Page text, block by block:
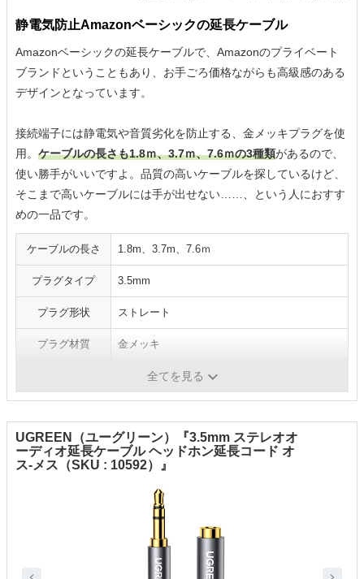
静電気防止Amazonベーシックの延長ケーブル
Amazonベーシックの延長ケーブルで、Amazonのプライベート
ブランドということもあり、お手ごろ価格ながらも高級感のある
デザインとなっています。
接続端子には静電気や音質劣化を防止する、金メッキプラグを使
用。 ケーブルの長さも1.8ｍ、3.7ｍ、7.6ｍの3種類があるので、
使い勝手がいいですよ。品質の高いケーブルを探しているけど、
そこまで高いケーブルには手が出せない……、という人におすす
めの一品です。
ケーブルの長さ 1.8m、3.7m、7.6ｍ
プラグタイプ 3.5mm
プラグ形状 ストレート
プラグ材質 金メッキ
全てを見る
UGREEN（ユーグリーン）『3.5mm ステレオオ
ーディオ延長ケーブル ヘッドホン延長コード オ
ス-メス（SKU : 10592）』